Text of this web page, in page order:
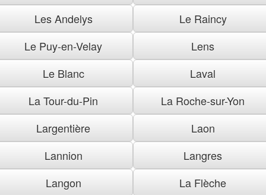
Les Andelys
Le Raincy
Le Puy-en-Velay
Lens
Le Blanc
Laval
La Tour-du-Pin
La Roche-sur-Yon
Largentière
Laon
Lannion
Langres
Langon
La Flèche